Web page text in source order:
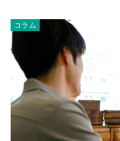
コラム